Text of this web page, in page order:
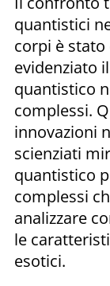
quantistici
corpi è
evidenziato
quantistico
complessi.
innovazioni
scienziati
quantistico
complessi
analizzare
le
esotici.